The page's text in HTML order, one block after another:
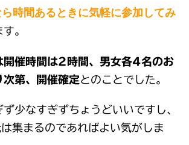
時間あるときに気軽に参加してみ
。
開催時間は2時間、男女各4名のお
次第、開催確定とのことでした。
少なすぎずちょうどいいですし、
集まるのであればよい気がしま